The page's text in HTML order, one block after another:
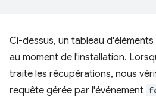
Ci-dessus, un tableau
au moment de l'installation.
traite les récupérations, nous
requête gérée par l'événement